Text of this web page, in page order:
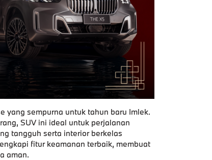
yang sempurna untuk tahun baru Imlek.
SUV ini ideal untuk perjalanan
tangguh serta interior berkelas
fitur keamanan terbaik, membuat
aman.